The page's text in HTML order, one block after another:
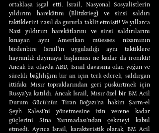
ortaklaşa işgal etti. İsrail, Nasyonal Sosyalistlerin
yıldırım harekâtını (Blitzkrieg) ve sinsi saldırı
taktiklerini nasıl da gururla taklit etmişti! Ve yıllarca
Nazi yıldırım harekâtlarını ve sinsi saldırılarını
kınayan aynı Amerikan müesses nizamının
birdenbire İsrail’in uyguladığı aynı taktiklere
hayranlık duymaya başlaması ne kadar da ironikti!
Ancak bu olayda ABD, İsrail davasına olan yoğun ve
sürekli bağlılığını bir an için terk ederek, saldırgan
ittifakı Mısır topraklarından geri püskürtmek için
Rusya’ya katıldı. Ancak İsrail, Mısır özel bir BM Acil
Durum Gücü’nün Tiran Boğazı’na hakim Şarm-el
Şeyh Kalesi’ni yönetmesine izin verene kadar
güçlerini Sina Yarımadası’ndan çekmeyi kabul
etmedi. Ayrıca İsrail, karakteristik olarak, BM Acil